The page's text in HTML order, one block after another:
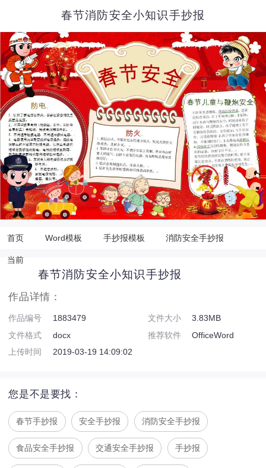
春节消防安全小知识手抄报
首页 Word模板 手抄报模板 消防安全手抄报
当前
春节消防安全小知识手抄报
作品详情：
作品编号 1883479 文件大小
3.83MB
文件格式
docx 推荐软件
OfficeWord
上传时间
2019-03-19 14:09:02
您是不是要找：
春节手抄报 安全手抄报 消防安全手抄报
食品安全手抄报 交通安全手抄报 手抄报